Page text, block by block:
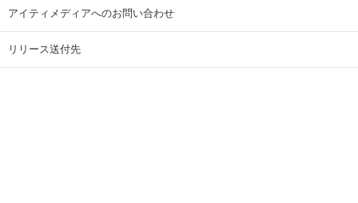
アイティメディアへのお問い合わせ
リリース送付先